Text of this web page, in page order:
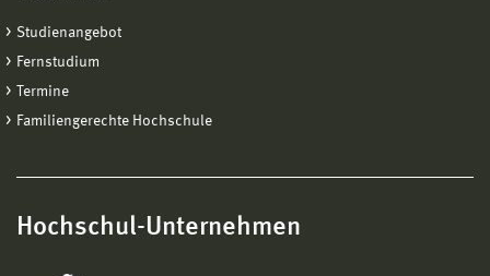
Studienangebot
Fernstudium
Termine
Familiengerechte Hochschule
Hochschul-Unternehmen